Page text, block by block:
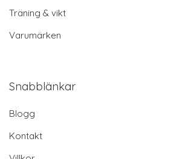
Träning & vikt
Varumärken
Snabblänkar
Blogg
Kontakt